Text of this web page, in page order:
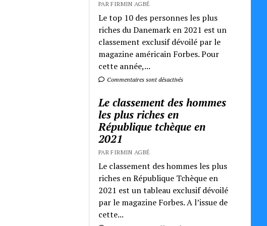
PAR FIRMIN AGBÉ
Le top 10 des personnes les plus
riches du Danemark en 2021 est un
classement exclusif dévoilé par le
magazine américain Forbes. Pour
cette année,...
Commentaires sont désactivés
Le classement des hommes
les plus riches en
République tchèque en
2021
PAR FIRMIN AGBÉ
Le classement des hommes les plus
riches en République Tchèque en
2021 est un tableau exclusif dévoilé
par le magazine Forbes. A l’issue de
cette...